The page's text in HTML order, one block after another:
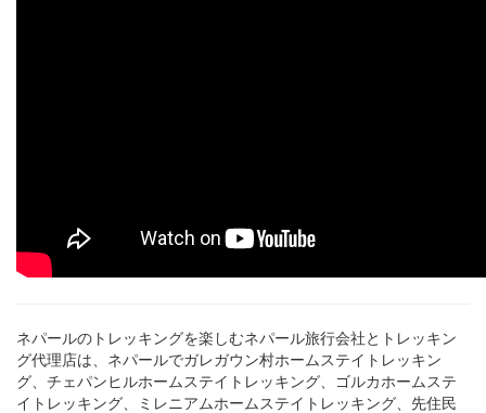
ネパールのトレッキングを楽しむネパール旅行会社とトレッキン
グ代理店は、ネパールでガレガウン村ホームステイトレッキン
グ、チェパンヒルホームステイトレッキング、ゴルカホームステ
イトレッキング、ミレニアムホームステイトレッキング、先住民